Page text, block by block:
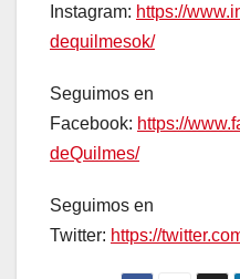
Instagram: https://
dequilmesok/
Seguimos en
Facebook: https://
deQuilmes/
Seguimos en
Twitter: https://